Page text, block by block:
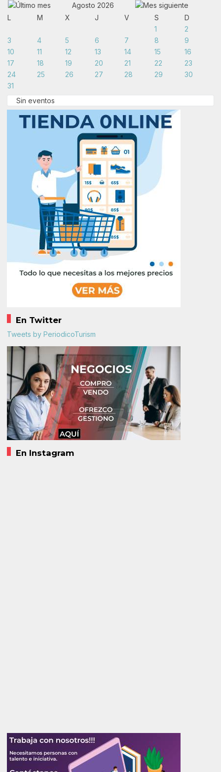
Agosto 2026
L
M X J V S
D
1
2
3
4 5 6 7 8
9
10
11 12 13 14 15
16
17
18 19 20 21 22
23
24
25 26 27 28 29
30
31
Sin eventos
En Twitter
Tweets by PeriodicoTurism
En Instagram